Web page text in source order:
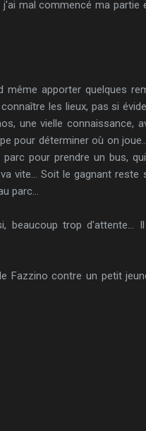
mal commencé ma
apporter quelques
les lieux, pas si
une vielle connaissance,
pour déterminer où on
pour prendre un bus,
vite... Soit le gagnant reste
parc...
beaucoup trop d'attente...
Fazzino contre un petit